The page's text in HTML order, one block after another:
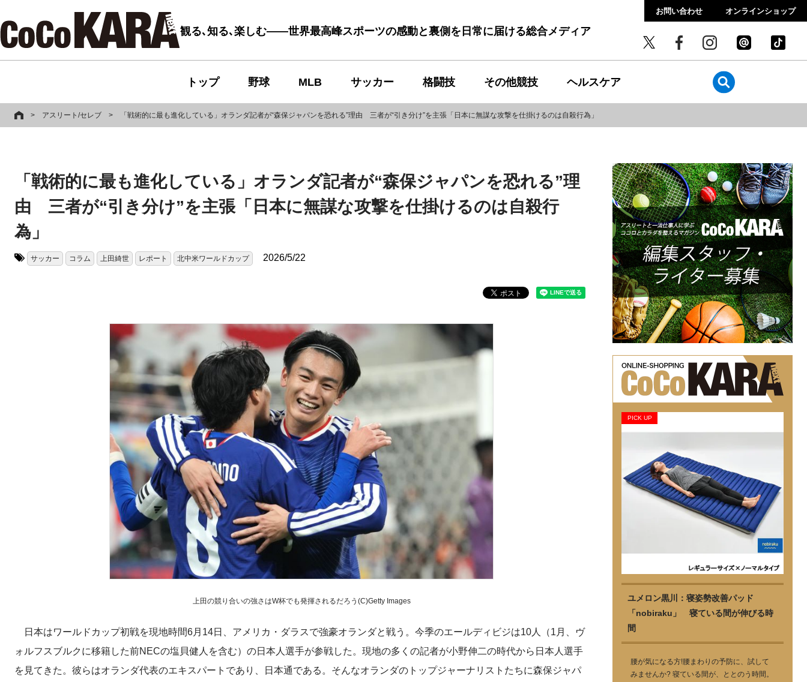
観る､知る､楽しむ――世界最高峰スポーツの感動と裏側を日常に届ける総合メディア
お問い合わせ オンラインショップ
トップ 野球 MLB サッカー 格闘技 その他競技 ヘルスケア
> アスリート/セレブ > 「戦術的に最も進化している」オランダ記者が“森保ジャパンを恐れる”理由 三者が“引き分け”を主張「日本に無謀な攻撃を仕掛けるのは自殺行為」
「戦術的に最も進化している」オランダ記者が“森保ジャパンを恐れる”理
由 三者が“引き分け”を主張「日本に無謀な攻撃を仕掛けるのは自殺行
為」
サッカー コラム 上田綺世 レポート 北中米ワールドカップ 2026/5/22
上田の競り合いの強さはW杯でも発揮されるだろう(C)Getty Images
日本はワールドカップ初戦を現地時間6月14日、アメリカ・ダラスで強豪オランダと戦う。今季のエールディビジは10人（1月、ヴ
ォルフスブルクに移籍した前NECの塩貝健人を含む）の日本人選手が参戦した。現地の多くの記者が小野伸二の時代から日本人選手
を見てきた。彼らはオランダ代表のエキスパートであり、日本通である。そんなオランダのトップジャーナリストたちに森保ジャパ
PICK UP
ユメロン黒川：寝姿勢改善パッド
「nobiraku」 寝ている間が伸びる時
間
腰が気になる方!腰まわりの予防に、試して
みませんか? 寝ている間が、ととのう時間。